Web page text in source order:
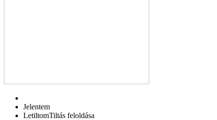
Jelentem
LetiltomTiltás feloldása